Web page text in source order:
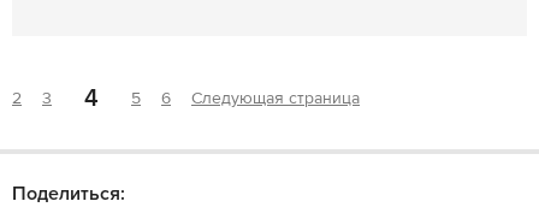
2 3 4 5 6 Следующая страница
Поделиться: